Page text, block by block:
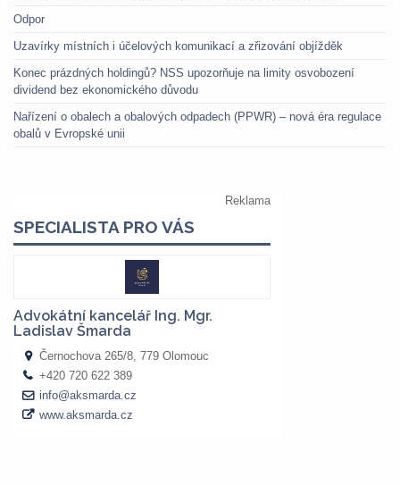
Odpor
Uzavírky místních i účelových komunikací a zřizování objížděk
Konec prázdných holdingů? NSS upozorňuje na limity osvobození
dividend bez ekonomického důvodu
Nařízení o obalech a obalových odpadech (PPWR) – nová éra regulace
obalů v Evropské unii